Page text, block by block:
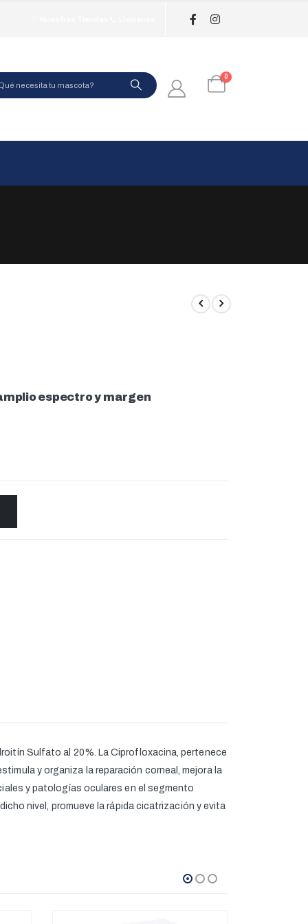
0
espectro y margen
Sulfato al 20%. La Ciprofloxacina, pertenece
y organiza la reparación corneal, mejora la
y patologías oculares en el segmento
nivel, promueve la rápida cicatrización y evita